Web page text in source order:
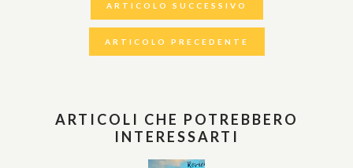
ARTICOLO SUCCESSIVO
ARTICOLO PRECEDENTE
ARTICOLI CHE POTREBBERO
INTERESSARTI